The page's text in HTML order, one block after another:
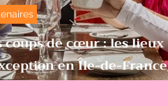
coups de cœur : les lieux
en Île-de-France